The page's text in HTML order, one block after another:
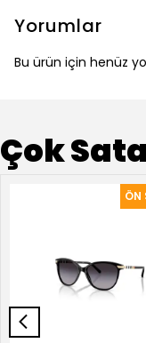
Yorumlar
Bu ürün için henüz
Çok